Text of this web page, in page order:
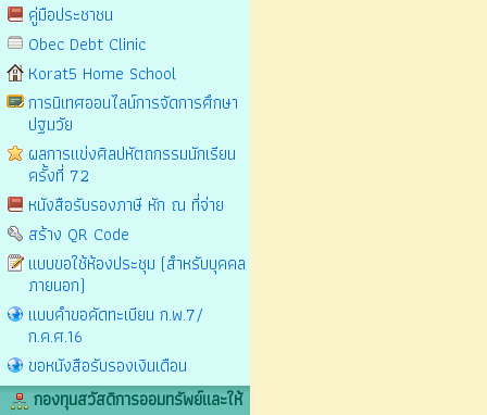
คู่มือประชาชน
Obec Debt Clinic
Korat5 Home School
การนิเทศออนไลน์การจัดการศึกษา
ปฐมวัย
ผลการแข่งศิลปหัตถกรรมนักเรียน
ครั้งที่ 72
หนังสือรับรองภาษี หัก ณ ที่จ่าย
สร้าง QR Code
แบบขอใช้ห้องประชุม (สำหรับบุคคล
ภายนอก)
แบบคำขอคัดทะเบียน ก.พ.7/
ก.ค.ศ.16
ขอหนังสือรับรองเงินเดือน
กองทุนสวัสดิการออมทรัพย์และให้